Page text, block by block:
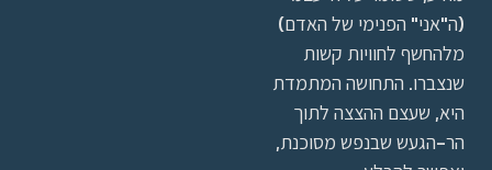
(ה"אני" הפנימי של האדם)
מלהחשף לחוויות קשות
שנצברו. התחושה המתמדת
היא, שעצם ההצצה לתוך
הר-הגעש שבנפש מסוכנת,